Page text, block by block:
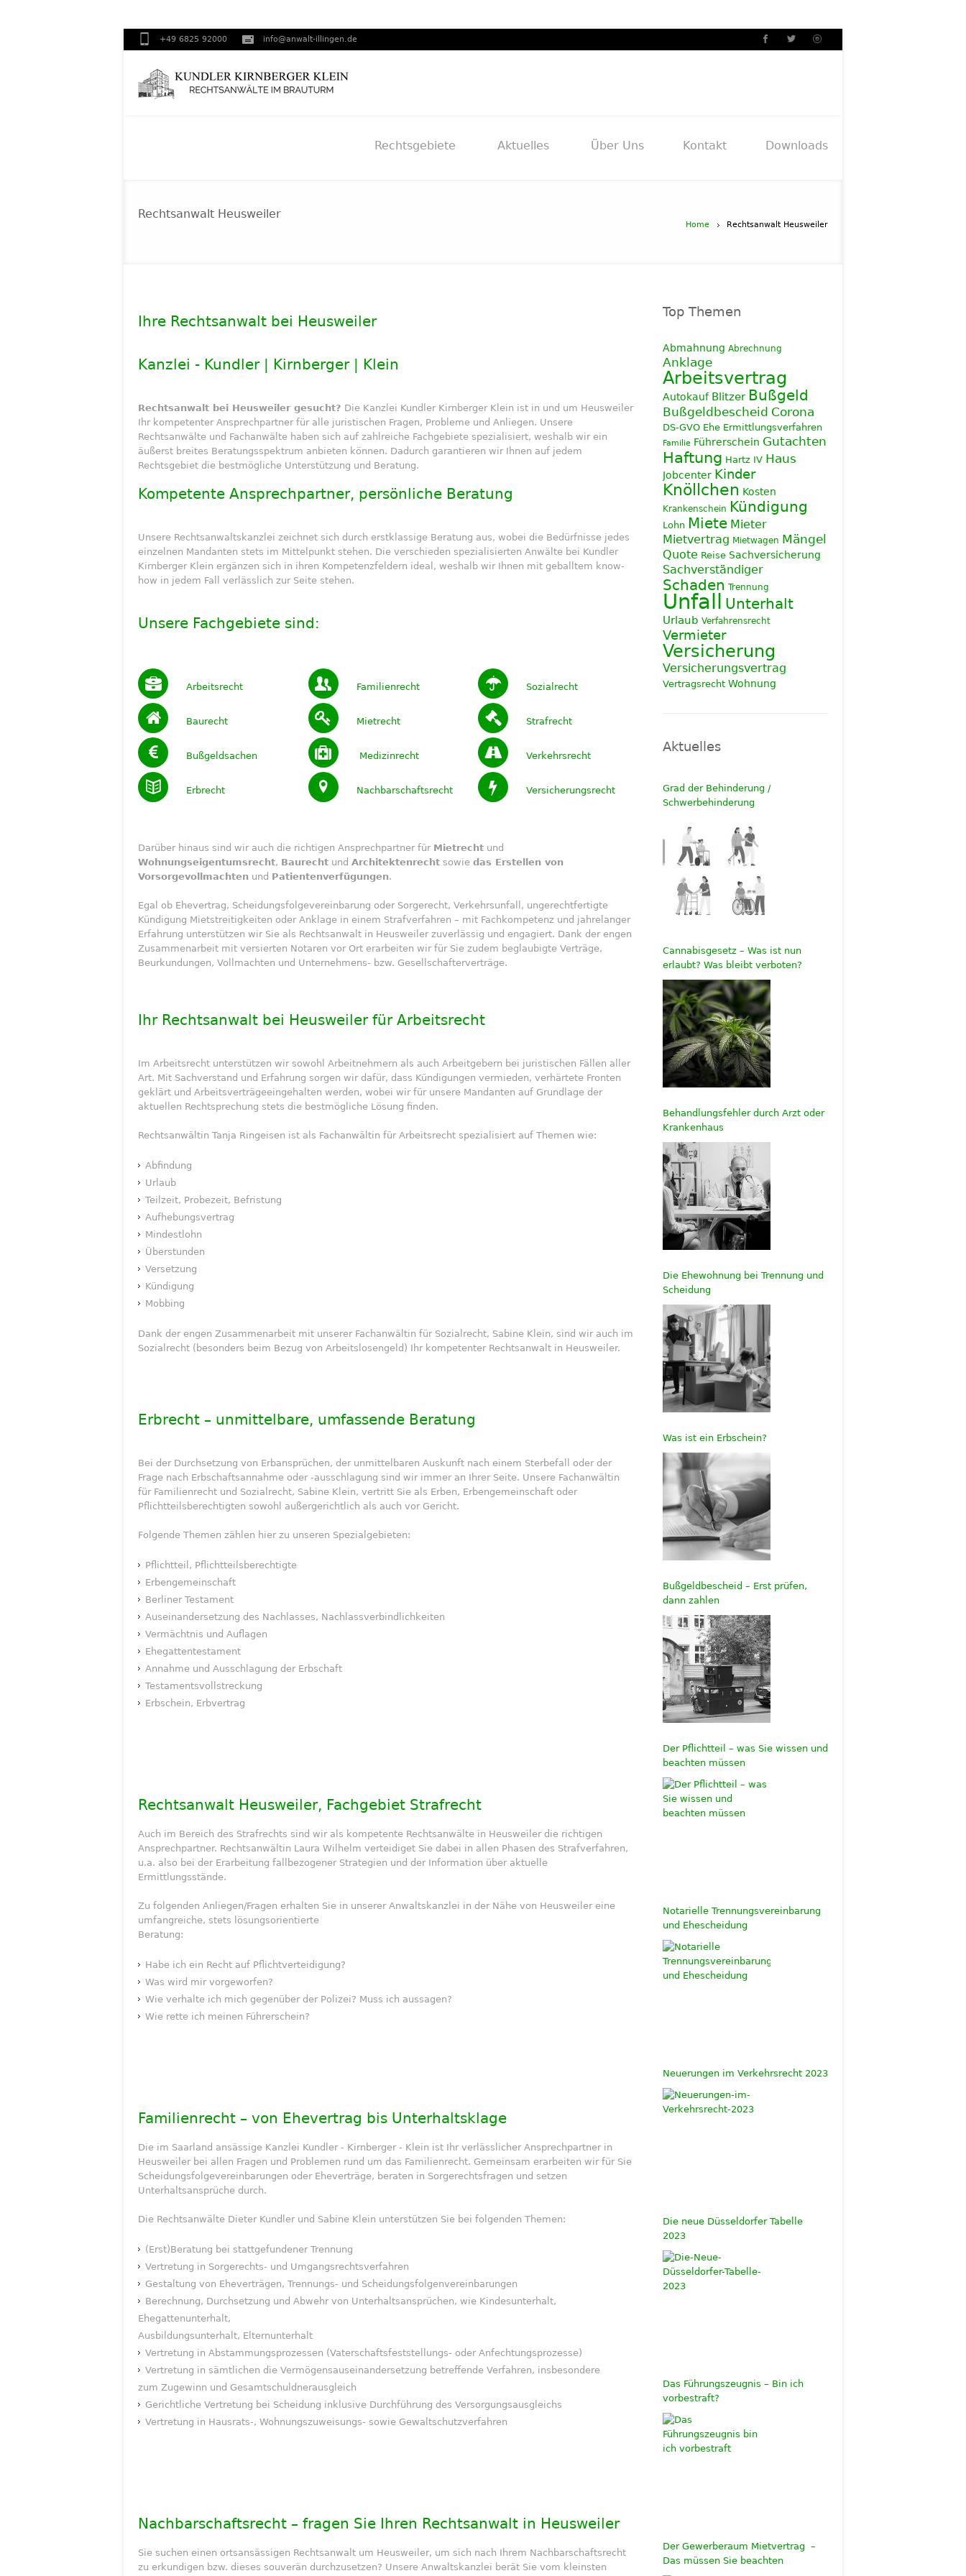
+49 6825 92000 info@anwalt-illingen.de
Rechtsgebiete Aktuelles Über Uns Kontakt Downloads
Rechtsanwalt Heusweiler
Home Rechtsanwalt Heusweiler
Ihre Rechtsanwalt bei Heusweiler
Kanzlei - Kundler | Kirnberger | Klein
Rechtsanwalt bei Heusweiler gesucht? Die Kanzlei Kundler Kirnberger Klein ist in und um Heusweiler
Ihr kompetenter Ansprechpartner für alle juristischen Fragen, Probleme und Anliegen. Unsere
Rechtsanwälte und Fachanwälte haben sich auf zahlreiche Fachgebiete spezialisiert, weshalb wir ein
äußerst breites Beratungsspektrum anbieten können. Dadurch garantieren wir Ihnen auf jedem
Rechtsgebiet die bestmögliche Unterstützung und Beratung.
Kompetente Ansprechpartner, persönliche Beratung
Unsere Rechtsanwaltskanzlei zeichnet sich durch erstklassige Beratung aus, wobei die Bedürfnisse jedes
einzelnen Mandanten stets im Mittelpunkt stehen. Die verschieden spezialisierten Anwälte bei Kundler
Kirnberger Klein ergänzen sich in ihren Kompetenzfeldern ideal, weshalb wir Ihnen mit geballtem know-
how in jedem Fall verlässlich zur Seite stehen.
Unsere Fachgebiete sind:
Arbeitsrecht
Baurecht
Bußgeldsachen
Erbrecht
Familienrecht
Mietrecht
Medizinrecht
Nachbarschaftsrecht
Sozialrecht
Strafrecht
Verkehrsrecht
Versicherungsrecht
Darüber hinaus sind wir auch die richtigen Ansprechpartner für Mietrecht und
Wohnungseigentumsrecht, Baurecht und Architektenrecht sowie das Erstellen von
Vorsorgevollmachten und Patientenverfügungen.
Egal ob Ehevertrag, Scheidungsfolgevereinbarung oder Sorgerecht, Verkehrsunfall, ungerechtfertigte
Kündigung Mietstreitigkeiten oder Anklage in einem Strafverfahren – mit Fachkompetenz und jahrelanger
Erfahrung unterstützen wir Sie als Rechtsanwalt in Heusweiler zuverlässig und engagiert. Dank der engen
Zusammenarbeit mit versierten Notaren vor Ort erarbeiten wir für Sie zudem beglaubigte Verträge,
Beurkundungen, Vollmachten und Unternehmens- bzw. Gesellschafterverträge.
Ihr Rechtsanwalt bei Heusweiler für Arbeitsrecht
Im Arbeitsrecht unterstützen wir sowohl Arbeitnehmern als auch Arbeitgebern bei juristischen Fällen aller
Art. Mit Sachverstand und Erfahrung sorgen wir dafür, dass Kündigungen vermieden, verhärtete Fronten
geklärt und Arbeitsverträgeeingehalten werden, wobei wir für unsere Mandanten auf Grundlage der
aktuellen Rechtsprechung stets die bestmögliche Lösung finden.
Rechtsanwältin Tanja Ringeisen ist als Fachanwältin für Arbeitsrecht spezialisiert auf Themen wie:
Abfindung
Urlaub
Teilzeit, Probezeit, Befristung
Aufhebungsvertrag
Mindestlohn
Überstunden
Versetzung
Kündigung
Mobbing
Dank der engen Zusammenarbeit mit unserer Fachanwältin für Sozialrecht, Sabine Klein, sind wir auch im
Sozialrecht (besonders beim Bezug von Arbeitslosengeld) Ihr kompetenter Rechtsanwalt in Heusweiler.
Erbrecht – unmittelbare, umfassende Beratung
Bei der Durchsetzung von Erbansprüchen, der unmittelbaren Auskunft nach einem Sterbefall oder der
Frage nach Erbschaftsannahme oder -ausschlagung sind wir immer an Ihrer Seite. Unsere Fachanwältin
für Familienrecht und Sozialrecht, Sabine Klein, vertritt Sie als Erben, Erbengemeinschaft oder
Pflichtteilsberechtigten sowohl außergerichtlich als auch vor Gericht.
Folgende Themen zählen hier zu unseren Spezialgebieten:
Pflichtteil, Pflichtteilsberechtigte
Erbengemeinschaft
Berliner Testament
Auseinandersetzung des Nachlasses, Nachlassverbindlichkeiten
Vermächtnis und Auflagen
Ehegattentestament
Annahme und Ausschlagung der Erbschaft
Testamentsvollstreckung
Erbschein, Erbvertrag
Rechtsanwalt Heusweiler, Fachgebiet Strafrecht
Auch im Bereich des Strafrechts sind wir als kompetente Rechtsanwälte in Heusweiler die richtigen
Ansprechpartner. Rechtsanwältin Laura Wilhelm verteidiget Sie dabei in allen Phasen des Strafverfahren,
u.a. also bei der Erarbeitung fallbezogener Strategien und der Information über aktuelle
Ermittlungsstände.
Zu folgenden Anliegen/Fragen erhalten Sie in unserer Anwaltskanzlei in der Nähe von Heusweiler eine
umfangreiche, stets lösungsorientierte
Beratung:
Habe ich ein Recht auf Pflichtverteidigung?
Was wird mir vorgeworfen?
Wie verhalte ich mich gegenüber der Polizei? Muss ich aussagen?
Wie rette ich meinen Führerschein?
Familienrecht – von Ehevertrag bis Unterhaltsklage
Die im Saarland ansässige Kanzlei Kundler - Kirnberger - Klein ist Ihr verlässlicher Ansprechpartner in
Heusweiler bei allen Fragen und Problemen rund um das Familienrecht. Gemeinsam erarbeiten wir für Sie
Scheidungsfolgevereinbarungen oder Eheverträge, beraten in Sorgerechtsfragen und setzen
Unterhaltsansprüche durch.
Die Rechtsanwälte Dieter Kundler und Sabine Klein unterstützen Sie bei folgenden Themen:
(Erst)Beratung bei stattgefundener Trennung
Vertretung in Sorgerechts- und Umgangsrechtsverfahren
Gestaltung von Eheverträgen, Trennungs- und Scheidungsfolgenvereinbarungen
Berechnung, Durchsetzung und Abwehr von Unterhaltsansprüchen, wie Kindesunterhalt,
Ehegattenunterhalt,
Ausbildungsunterhalt, Elternunterhalt
Vertretung in Abstammungsprozessen (Vaterschaftsfeststellungs- oder Anfechtungsprozesse)
Vertretung in sämtlichen die Vermögensauseinandersetzung betreffende Verfahren, insbesondere
zum Zugewinn und Gesamtschuldnerausgleich
Gerichtliche Vertretung bei Scheidung inklusive Durchführung des Versorgungsausgleichs
Vertretung in Hausrats-, Wohnungszuweisungs- sowie Gewaltschutzverfahren
Nachbarschaftsrecht – fragen Sie Ihren Rechtsanwalt in Heusweiler
Sie suchen einen ortsansässigen Rechtsanwalt um Heusweiler, um sich nach Ihrem Nachbarschaftsrecht
zu erkundigen bzw. dieses souverän durchzusetzen? Unsere Anwaltskanzlei berät Sie vom kleinsten
Top Themen
Abmahnung Abrechnung
Anklage
Arbeitsvertrag
Autokauf Blitzer Bußgeld
Bußgeldbescheid Corona
DS-GVO Ehe Ermittlungsverfahren
Familie Führerschein Gutachten
Haftung Hartz IV Haus
Jobcenter Kinder
Knöllchen Kosten
Krankenschein Kündigung
Lohn Miete Mieter
Mietvertrag Mietwagen Mängel
Quote Reise Sachversicherung
Sachverständiger
Schaden Trennung
Unfall Unterhalt
Urlaub Verfahrensrecht
Vermieter
Versicherung
Versicherungsvertrag
Vertragsrecht Wohnung
Aktuelles
Grad der Behinderung /
Schwerbehinderung
Cannabisgesetz – Was ist nun
erlaubt? Was bleibt verboten?
Behandlungsfehler durch Arzt oder
Krankenhaus
Die Ehewohnung bei Trennung und
Scheidung
Was ist ein Erbschein?
Bußgeldbescheid – Erst prüfen,
dann zahlen
Der Pflichtteil – was Sie wissen und
beachten müssen
Notarielle Trennungsvereinbarung
und Ehescheidung
Neuerungen im Verkehrsrecht 2023
Die neue Düsseldorfer Tabelle
2023
Das Führungszeugnis – Bin ich
vorbestraft?
Der Gewerberaum Mietvertrag –
Das müssen Sie beachten